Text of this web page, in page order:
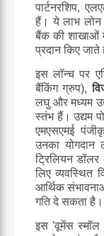
पार्टनरशिप,
हैं। ये लाभ लोन
बैंक की शाखाओं
प्रदान किए जाते
इस लॉन्च पर
बैंकिंग ग्रुप),
लघु और मध्यम
स्तंभ हैं। उद्यम
एमएसएमई
उनका योगदान
ट्रिलियन डॉलर
लिए व्यवस्थित
आर्थिक
गति दे सकता है।
इस 'वूमेंस स्मॉल